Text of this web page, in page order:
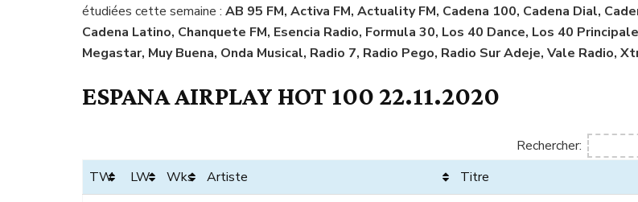
étudiées cette semaine : AB 95 FM, Activa FM, Actuality FM, Cadena 100, Cadena Dial,
Cadena Latino, Chanquete FM, Esencia Radio, Formula 30, Los 40 Dance, Los 40
Megastar, Muy Buena, Onda Musical, Radio 7, Radio Pego, Radio Sur Adeje, Vale Radio,
ESPANA AIRPLAY HOT 100 22.11.2020
Rechercher:
TW
LW Wks Artiste
Titre